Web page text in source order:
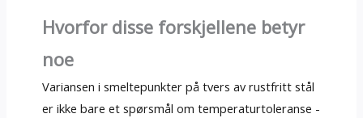
Hvorfor disse forskjellene betyr
noe
Variansen i smeltepunkter på tvers av rustfritt stål
er ikke bare et spørsmål om temperaturtoleranse -